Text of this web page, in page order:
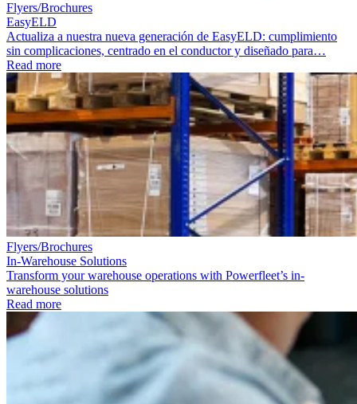
Flyers/Brochures
EasyELD
Actualiza a nuestra nueva generación de EasyELD: cumplimiento
sin complicaciones, centrado en el conductor y diseñado para…
Read more
Flyers/Brochures
In-Warehouse Solutions
Transform your warehouse operations with Powerfleet’s in-
warehouse solutions
Read more